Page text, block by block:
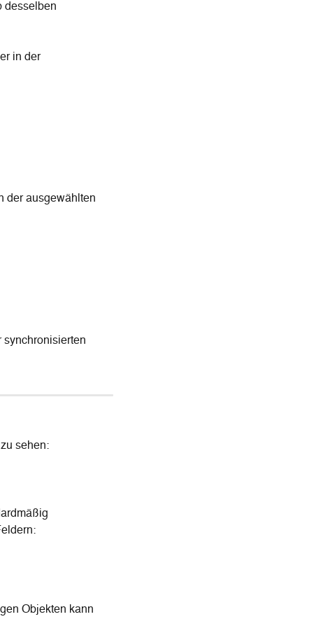
desselben
in der
der ausgewählten
synchronisierten
sehen:
Objekten kann